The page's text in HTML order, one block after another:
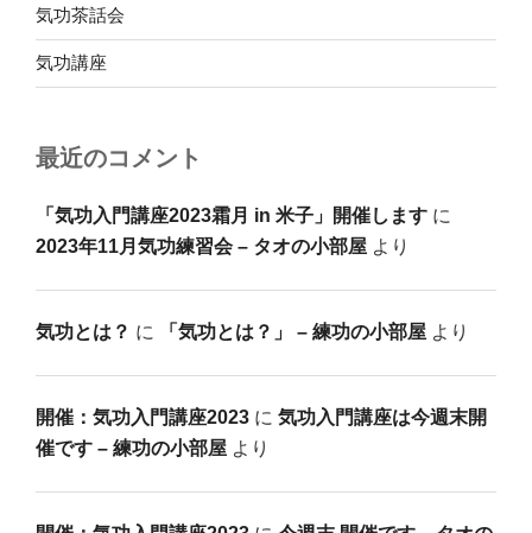
気功茶話会
気功講座
最近のコメント
「気功入門講座2023霜月 in 米子」開催します に
2023年11月気功練習会 – タオの小部屋 より
気功とは？ に 「気功とは？」 – 練功の小部屋 より
開催：気功入門講座2023 に 気功入門講座は今週末開
催です – 練功の小部屋 より